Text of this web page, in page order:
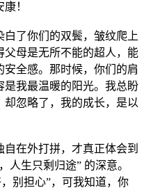
！
了你们的双鬓，皱纹爬上
父母是无所不能的超人，能
全感。那时候，你们的肩
是我最温暖的阳光。我总盼
忽略了，我的成长，是以
在外打拼，才真正体会到
人生只剩归途” 的深意。
别担心”，可我知道，你